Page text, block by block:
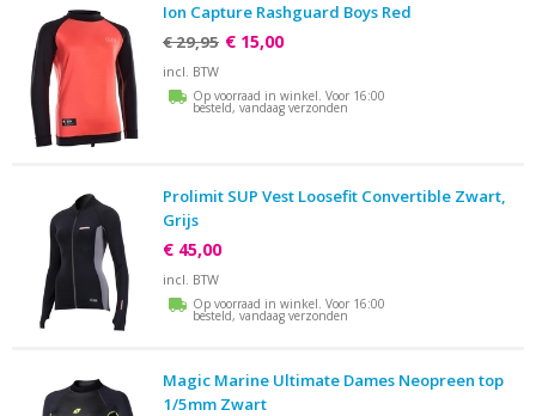
Ion Capture Rashguard Boys Red
€ 29,95 € 15,00
incl. BTW
Op voorraad in winkel. Voor 16:00
besteld, vandaag verzonden
Prolimit SUP Vest Loosefit Convertible Zwart,
Grijs
€ 45,00
incl. BTW
Op voorraad in winkel. Voor 16:00
besteld, vandaag verzonden
Magic Marine Ultimate Dames Neopreen top
1/5mm Zwart